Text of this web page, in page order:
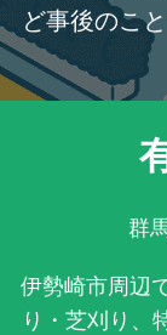
ど事後のこ
群
伊勢崎市周辺
り・芝刈り、